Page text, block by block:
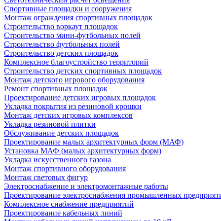
Спортивные площадки и сооружения
Монтаж ограждения спортивных площадок
Строительство воркаут площадок
Строительство мини-футбольных полей
Строительство футбольных полей
Строительство детских площадок
Комплексное благоустройство территорий
Строительство детских спортивных площадок
Монтаж детского игрового оборудования
Ремонт спортивных площадок
Проектирование детских игровых площадок
Укладка покрытия из резиновой крошки
Монтаж детских игровых комплексов
Укладка резиновой плитки
Обслуживание детских площадок
Проектирование малых архитектурных форм (МАФ)
Установка МАФ (малых архитектурных форм)
Укладка искусственного газона
Монтаж спортивного оборудования
Монтаж световых фигур
Электроснабжение и электромонтажные работы
Проектирование электроснабжения промышленных
Комплексное снабжение предприятий
Проектирование кабельных линий